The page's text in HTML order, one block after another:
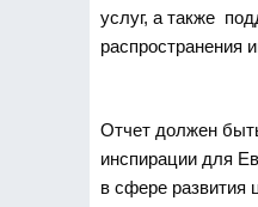
услуг, а также
распространения
Отчет должен
инспирации для
в сфере развития